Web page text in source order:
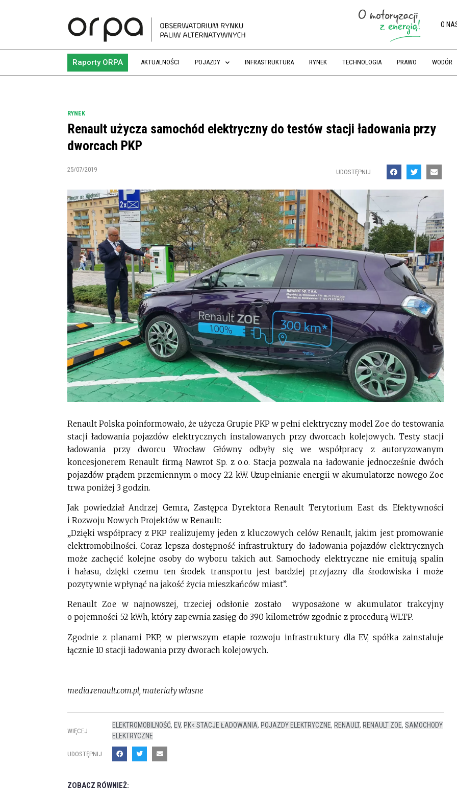
O
Raporty ORPA AKTUALNOŚCI POJAZDY INFRASTRUKTURA RYNEK TECHNOLOGIA PRAWO WODÓR
RYNEK
Renault użycza samochód elektryczny do testów stacji ładowania przy
dworcach PKP
25/07/2019 UDOSTĘPNIJ
Renault Polska poinformowało, że użycza Grupie PKP w pełni elektryczny model Zoe do testowania
stacji ładowania pojazdów elektrycznych instalowanych przy dworcach kolejowych. Testy stacji
ładowania przy dworcu Wrocław Główny odbyły się we współpracy z autoryzowanym
koncesjonerem Renault firmą Nawrot Sp. z o.o. Stacja pozwala na ładowanie jednocześnie dwóch
pojazdów prądem przemiennym o mocy 22 kW. Uzupełnianie energii w akumulatorze nowego Zoe
trwa poniżej 3 godzin.
Jak powiedział Andrzej Gemra, Zastępca Dyrektora Renault Terytorium East ds. Efektywności
i Rozwoju Nowych Projektów w Renault:
„Dzięki współpracy z PKP realizujemy jeden z kluczowych celów Renault, jakim jest promowanie
elektromobilności. Coraz lepsza dostępność infrastruktury do ładowania pojazdów elektrycznych
może zachęcić kolejne osoby do wyboru takich aut. Samochody elektryczne nie emitują spalin
i hałasu, dzięki czemu ten środek transportu jest bardziej przyjazny dla środowiska i może
pozytywnie wpłynąć na jakość życia mieszkańców miast”.
Renault Zoe w najnowszej, trzeciej odsłonie zostało wyposażone w akumulator trakcyjny
o pojemności 52 kWh, który zapewnia zasięg do 390 kilometrów zgodnie z procedurą WLTP.
Zgodnie z planami PKP, w pierwszym etapie rozwoju infrastruktury dla EV, spółka zainstaluje
łącznie 10 stacji ładowania przy dworach kolejowych.
media.renault.com.pl, materiały własne
WIĘCEJ
ELEKTROMOBILNOŚĆ, EV, PK< STACJE ŁADOWANIA, POJAZDY ELEKTRYCZNE, RENAULT, RENAULT ZOE, SAMOCHODY
ELEKTRYCZNE
UDOSTĘPNIJ
ZOBACZ RÓWNIEŻ: